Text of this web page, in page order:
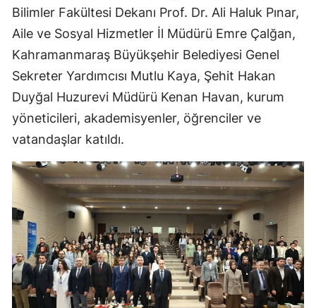
Bilimler Fakültesi Dekanı Prof. Dr. Ali Haluk Pınar,
Aile ve Sosyal Hizmetler İl Müdürü Emre Çalğan,
Kahramanmaraş Büyükşehir Belediyesi Genel
Sekreter Yardımcısı Mutlu Kaya, Şehit Hakan
Duyğal Huzurevi Müdürü Kenan Havan, kurum
yöneticileri, akademisyenler, öğrenciler ve
vatandaşlar katıldı.